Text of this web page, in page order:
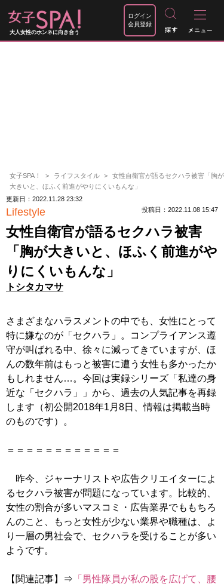
大人女性のホンネに向き合う
ログイン
会員登録
女子SPA！ ライフスタイル
女性自衛官が語るセクハラ被害「胸が
大きいと、ほふく前進がやりにくいもんな」
更新日：2022.11.28 23:32
Lifestyle 投稿日：2022.11.08 15:47
女性自衛官が語るセクハラ被害
「胸が大きいと、ほふく前進がや
りにくいもんな」
トシタカマサ
さまざまなハラスメントの中でも、女性にとって
特に嫌なのが「セクハラ」。コンプライアンス遵
守が叫ばれる中、徐々に減ってきていますが、ほ
んの数年前はもっと被害に遭う女性も多かったか
もしれません…。今回は実録シリーズ「私達の身
近な「セクハラ」」から、過去の人気記事を再録
します（初公開2018年1月8日、情報は掲載当時
のものです）。
＝＝＝＝＝＝＝＝＝＝＝＝
昨今、ジャーナリストや広告クリエイターによ
るセクハラ被害が問題になっています。比較的、
女性の割合が多いマスコミ・広告業界でももちろ
んのこと、もっと女性が少ない業界や職種は、よ
り一層の男社会で、セクハラを受けることが多い
ようです。
【関連記事】⇒ 「男性隊員が私の股を広げて、腰